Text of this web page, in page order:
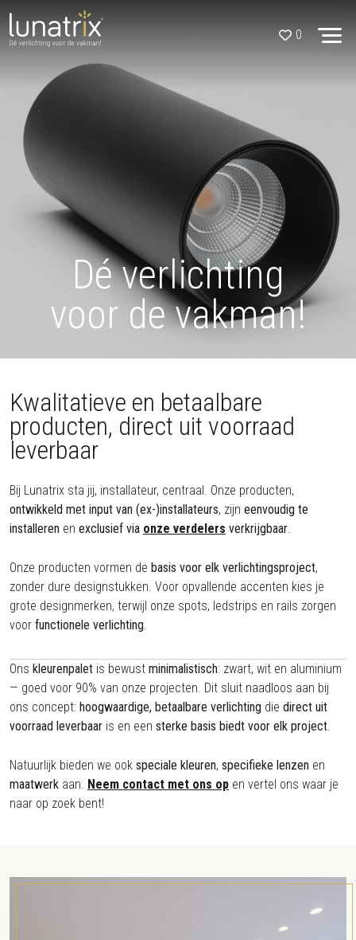
0
Dé verlichting
voor de vakman!
Kwalitatieve en betaalbare
producten, direct uit voorraad
leverbaar
Bij Lunatrix sta jij, installateur, centraal. Onze producten,
ontwikkeld met input van (ex-)installateurs, zijn eenvoudig te
installeren en exclusief via onze verdelers verkrijgbaar.
Onze producten vormen de basis voor elk verlichtingsproject,
zonder dure designstukken. Voor opvallende accenten kies je
grote designmerken, terwijl onze spots, ledstrips en rails zorgen
voor functionele verlichting.
Ons kleurenpalet is bewust minimalistisch: zwart, wit en aluminium
— goed voor 90% van onze projecten. Dit sluit naadloos aan bij
ons concept: hoogwaardige, betaalbare verlichting die direct uit
voorraad leverbaar is en een sterke basis biedt voor elk project.
Natuurlijk bieden we ook speciale kleuren, specifieke lenzen en
maatwerk aan. Neem contact met ons op en vertel ons waar je
naar op zoek bent!